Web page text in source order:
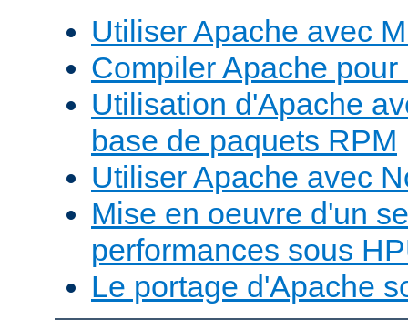
Utiliser Apache avec
Compiler Apache
Utilisation d'Apache
base de paquets RPM
Utiliser Apache avec
Mise en oeuvre d'un
performances sous
Le portage d'Apache